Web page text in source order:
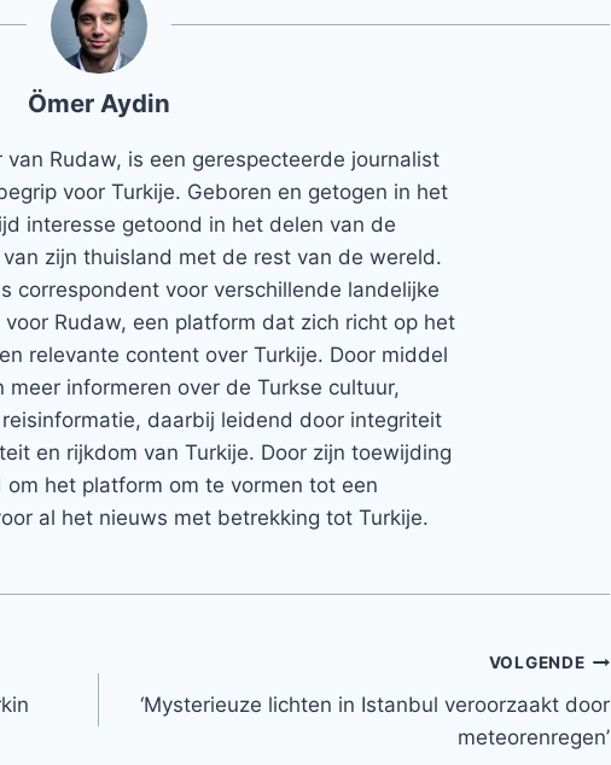
Ömer Aydin
Rudaw, is een gerespecteerde journalist
voor Turkije. Geboren en getogen in het
interesse getoond in het delen van de
zijn thuisland met de rest van de wereld.
correspondent voor verschillende landelijke
Rudaw, een platform dat zich richt op het
relevante content over Turkije. Door middel
meer informeren over de Turkse cultuur,
daarbij leidend door integriteit
en rijkdom van Turkije. Door zijn toewijding
om het platform om te vormen tot een
al het nieuws met betrekking tot Turkije.
VOLGENDE
‘Mysterieuze lichten in Istanbul veroorzaakt door
meteorenregen’